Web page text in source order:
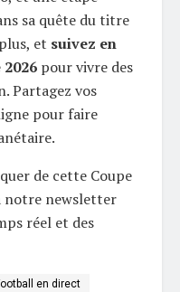
sa quête du titre
et suivez en
pour vivre des
Partagez vos
pour faire
de cette Coupe
notre newsletter
réel et des
en direct